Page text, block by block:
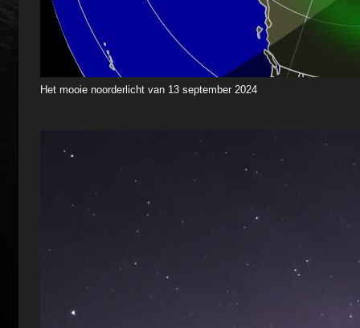
Het mooie noorderlicht van 13 september 2024